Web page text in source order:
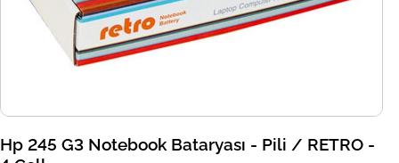
Hp 245 G3 Notebook Bataryası - Pili / RETRO -